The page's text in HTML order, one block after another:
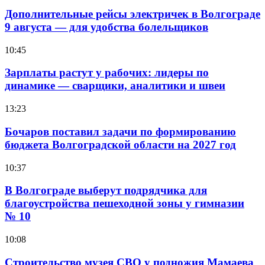
Дополнительные рейсы электричек в Волгограде
9 августа — для удобства болельщиков
10:45
Зарплаты растут у рабочих: лидеры по
динамике — сварщики, аналитики и швеи
13:23
Бочаров поставил задачи по формированию
бюджета Волгоградской области на 2027 год
10:37
В Волгограде выберут подрядчика для
благоустройства пешеходной зоны у гимназии
№ 10
10:08
Строительство музея СВО у подножия Мамаева